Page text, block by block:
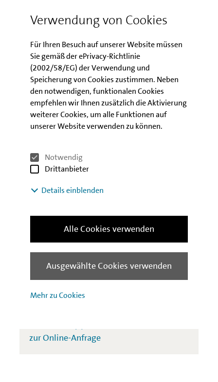
Verwendung von Cookies
Für Ihren Besuch auf unserer Website müssen
Sie gemäß der ePrivacy-Richtlinie
(2002/58/EG) der Verwendung und
Speicherung von Cookies zustimmen. Neben
den notwendigen, funktionalen Cookies
empfehlen wir Ihnen zusätzlich die Aktivierung
weiterer Cookies, um alle Funktionen auf
unserer Website verwenden zu können.
Notwendig
Drittanbieter
Details einblenden
Mehr zu Cookies
Ausgewählte Cookies verwenden
Alle Cookies verwenden
Download der
Veranstaltungsunterlagen
Präsentation zum Förder- und
Finanzierungsworkshop
Melden Sie sich an!
Sie können aufgrund Ihrer gewählten Cookie-
Einstellungen diesen Inhalt nicht sehen.
Kontakt
Kundenbetreuung
zur Online-Anfrage